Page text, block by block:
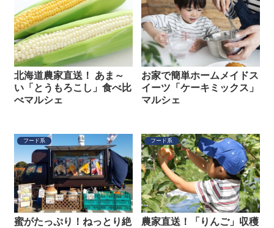
北海道農家直送！ あま～
い「とうもろこし」食べ比
べマルシェ
お家で簡単ホームメイドス
イーツ「ケーキミックス」
マルシェ
フード系
蜜がたっぷり！ねっとり絶
フード系
農家直送！「りんご」収穫